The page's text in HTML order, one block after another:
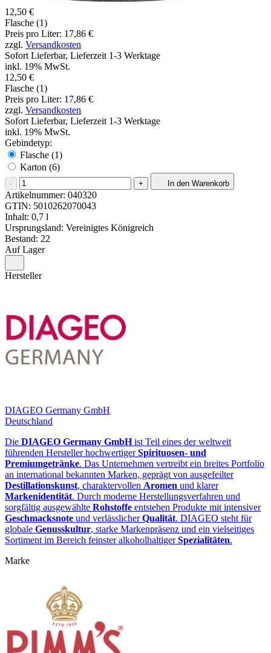
12,50 €
Flasche (1)
Preis pro Liter: 17,86 €
zzgl. Versandkosten
Sofort Lieferbar, Lieferzeit 1-3 Werktage
inkl. 19% MwSt.
12,50 €
Flasche (1)
Preis pro Liter: 17,86 €
zzgl. Versandkosten
Sofort Lieferbar, Lieferzeit 1-3 Werktage
inkl. 19% MwSt.
Gebindetyp:
Flasche (1)
Karton (6)
- + In den Warenkorb
Artikelnummer: 040320
GTIN: 5010262070043
Inhalt: 0,7 l
Ursprungsland: Vereinigtes Königreich
Bestand: 22
Auf Lager
Hersteller
DIAGEO Germany GmbH
Deutschland
Die DIAGEO Germany GmbHist Teil eines der weltweit
führenden Hersteller hochwertigerSpirituosen‑ und
Premiumgetränke. Das Unternehmen vertreibt ein breites Portfolio
an international bekannten Marken, geprägt von ausgefeilter
Destillationskunst, charaktervollen Aromen und klarer
Markenidentität. Durch moderne Herstellungsverfahren und
sorgfältig ausgewählte Rohstoffe entstehen Produkte mit intensiver
Geschmacksnote und verlässlicherQualität. DIAGEO steht für
globale Genusskultur, starke Markenpräsenz und ein vielseitiges
Sortiment im Bereich feinster alkoholhaltigerSpezialitäten.
Marke